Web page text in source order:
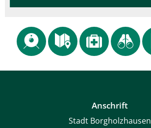
Anschrift
Stadt Borgholzhausen